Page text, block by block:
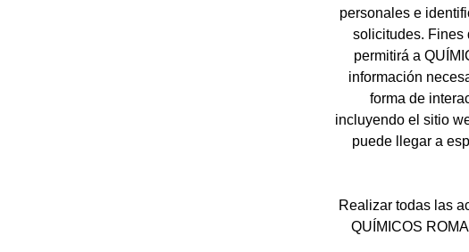
personales e
solicitudes. Fines
permitirá a
información
forma de
incluyendo el sitio
puede llegar a
Realizar todas las
QUÍMICOS